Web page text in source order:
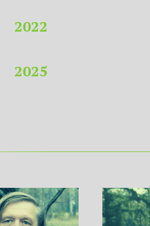
2022
2025